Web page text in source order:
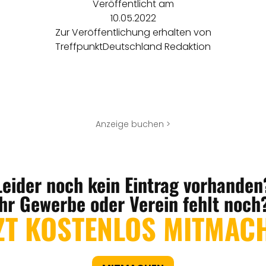
Veröffentlicht am
10.05.2022
Zur Veröffentlichung erhalten von
TreffpunktDeutschland Redaktion
Anzeige buchen >
noch kein Eintrag
Gewerbe oder Verein fehlt
KOSTENLOS